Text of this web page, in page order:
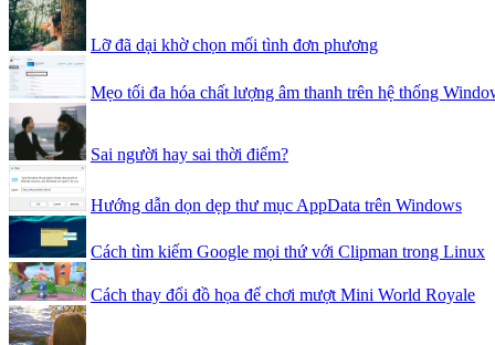
Lỡ đã dại khờ chọn mối tình đơn phương
Mẹo tối đa hóa chất lượng âm thanh trên hệ thống
Sai người hay sai thời điểm?
Hướng dẫn dọn dẹp thư mục AppData trên Windows
Cách tìm kiếm Google mọi thứ với Clipman trong Linux
Cách thay đổi đồ họa để chơi mượt Mini World Royale